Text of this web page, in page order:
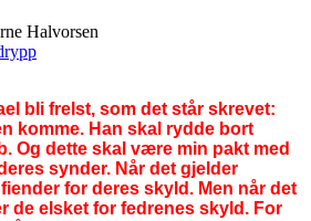
Halvorsen
bli frelst, som det står skrevet:
komme. Han skal rydde bort
Og dette skal være min pakt med
synder. Når det gjelder
for deres skyld. Men når det
de elsket for fedrenes skyld. For